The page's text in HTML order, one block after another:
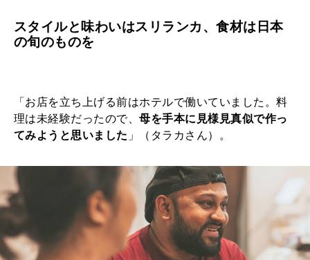
スタイルと味わいはスリランカ、食材は日本
の旬のものを
「お店を立ち上げる前はホテルで働いていました。料
理は未経験だったので、母を手本に見様見真似で作っ
てみようと思いました 」（タラカさん）。